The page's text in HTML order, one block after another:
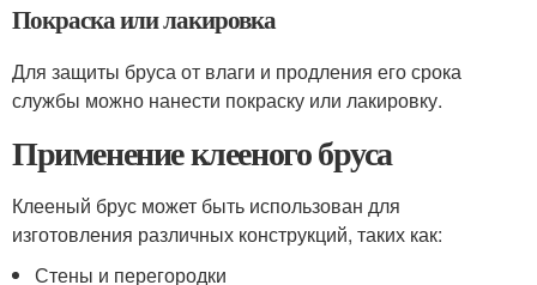
Покраска или лакировка
Для защиты бруса от влаги и продления его срока
службы можно нанести покраску или лакировку.
Применение клееного бруса
Клееный брус может быть использован для
изготовления различных конструкций, таких как:
Стены и перегородки